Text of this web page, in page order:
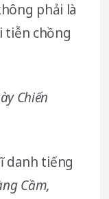
phải là
tiễn chồng
Chiến
danh tiếng
Cầm,